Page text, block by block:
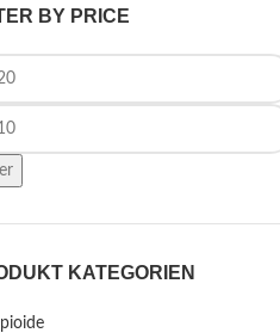
BY PRICE
KATEGORIEN